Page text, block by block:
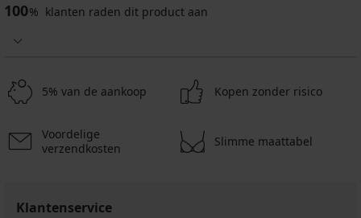
100% klanten raden dit product aan
5% van de aankoop Kopen zonder risico
Voordelige
verzendkosten
Slimme maattabel
Klantenservice